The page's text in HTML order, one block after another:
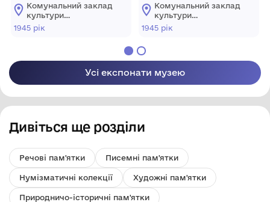
Комунальний заклад
культури
"Хмельницький
обласний
1945 рік
Комунальний заклад
культури
"Хмельницький
обласний
1945 рік
Усі експонати музею
Дивіться ще розділи
Речові пам'ятки Писемні пам'ятки
Нумізматичні колекції Художні пам'ятки
Природничо-історичні пам'ятки